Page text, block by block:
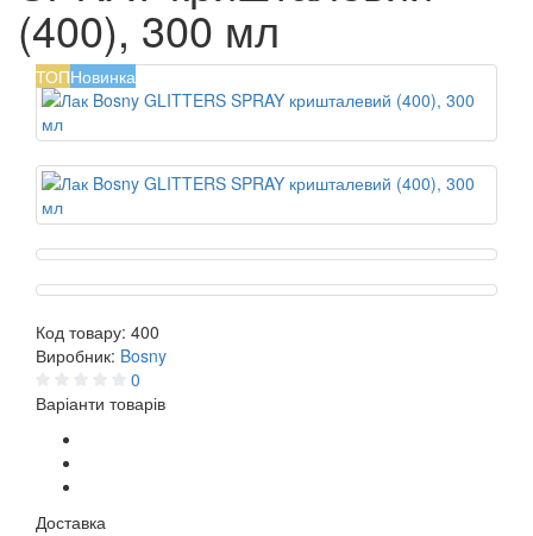
(400), 300 мл
ТОПНовинка
Код товару: 400
Виробник: Bosny
0
Варіанти товарів
Доставка